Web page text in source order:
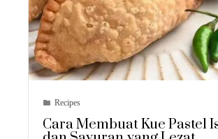
Recipes
Cara Membuat Kue Pastel